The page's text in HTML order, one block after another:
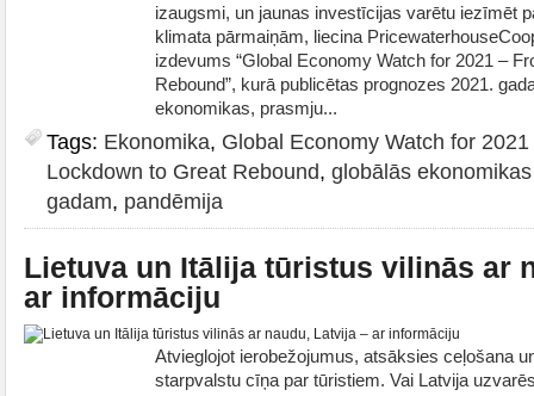
izaugsmi, un jaunas investīcijas varētu iezīmēt
klimata pārmaiņām, liecina
izdevums “Global Economy Watch for 2021 –
Rebound”, kurā publicētas prognozes 2021.
ekonomikas, prasmju...
Tags: Ekonomika, Global Economy Watch for
Lockdown to Great Rebound, globālās
gadam, pandēmija
Lietuva un Itālija tūristus vilinās ar
ar informāciju
Atvieglojot ierobežojumus, atsāksies ceļošana
starpvalstu cīņa par tūristiem. Vai Latvija